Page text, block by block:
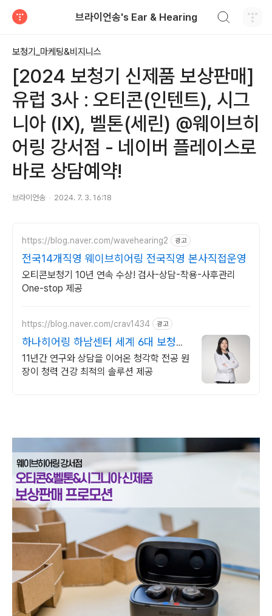
브라이언송's Ear & Hearing
보청기_마케팅&비지니스
[2024 보청기 신제품 보상판매]
유럽 3사 : 오티콘(인텐트), 시그
니아 (IX), 벨톤(세린) @웨이브히
어링 강서점 - 네이버 플레이스로
바로 상담예약!
브라이언송 2024. 7. 3. 16:18
https://blog.naver.com/wavehearing2 광고
전국14개직영 웨이브히어링 전국직영 본사직접운영
오티콘보청기 10년 연속 수상! 검사-상담-착용-사후관리
One-stop 제공
https://blog.naver.com/crav1434 광고
하나히어링 하남센터 세계 6대 보청기
브랜드취급
11년간 연구와 상담을 이어온 청각학 전공 원
장이 청력 건강 최적의 솔루션 제공